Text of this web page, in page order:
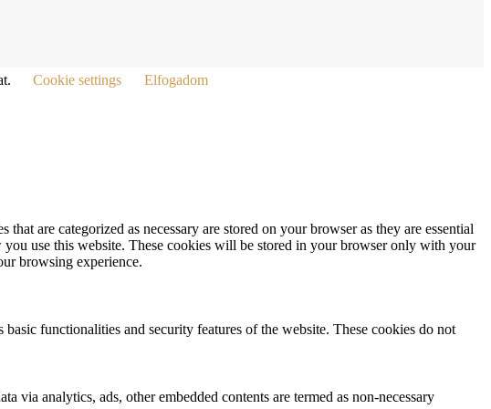
Cookie settings
Elfogadom
are categorized as necessary are stored on your browser as they are essential
use this website. These cookies will be stored in your browser only with your
browsing experience.
functionalities and security features of the website. These cookies do not
via analytics, ads, other embedded contents are termed as non-necessary